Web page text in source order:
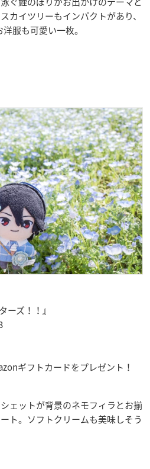
カイツリーもインパクトがあり、
服も可愛い一枚。
ーズ！！』
ギフトカードをプレゼント！
ェットが背景のネモフィラとお揃
ト。ソフトクリームも美味しそう